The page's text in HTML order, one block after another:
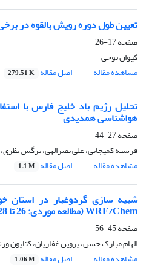
تعیین طول دوره رویش بالقوه در
صفحه17-26
کیوان نوحی
مشاهده مقاله
اصل مقاله 279.51 K
تحلیل رژیم باد خلیج فارس با
هواشناسی همدیدی
صفحه27-44
فرشته کمیجانی، علی نصرالهی، نرگس
مشاهده مقاله
اصل مقاله 1.1 M
شبیه سازی گردوغبار در استان
WRF/Chem (مطالعه موردی: 26 تا 28 مارس 2010)
صفحه45-56
الهام مبارک حسن، پروین غفاریان، کتایون
مشاهده مقاله
اصل مقاله 1.06 M